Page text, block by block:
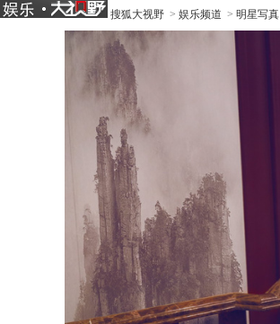
搜狐大视野 > 娱乐频道 > 明星写真